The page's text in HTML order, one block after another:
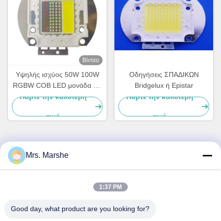
Βίντεο
Υψηλής ισχύος 50W 100W
RGBW COB LED μονάδα για
επαγγελματικές λύσεις
Πάρτε την καλύτερη
τιμή
Οδηγήσεις ΣΠΑΔΙΚΩΝ
Bridgelux ή Epistar
Πάρτε την καλύτερη
τιμή
Γρήγορη επικοινωνία
Longxiang, περιοχή Longgang, Shenzhen, Κίνα 518172
Mrs. Marshe
1:37 PM
Good day, what product are you looking for?